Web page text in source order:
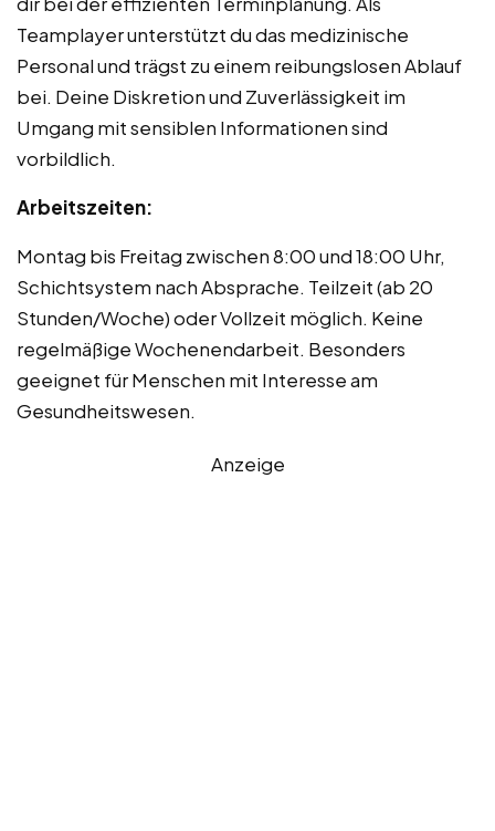
Teamplayer unterstützt du das medizinische
Personal und trägst zu einem reibungslosen Ablauf
bei. Deine Diskretion und Zuverlässigkeit im
Umgang mit sensiblen Informationen sind
vorbildlich.
Arbeitszeiten:
Montag bis Freitag zwischen 8:00 und 18:00 Uhr,
Schichtsystem nach Absprache. Teilzeit (ab 20
Stunden/Woche) oder Vollzeit möglich. Keine
regelmäßige Wochenendarbeit. Besonders
geeignet für Menschen mit Interesse am
Gesundheitswesen.
Anzeige